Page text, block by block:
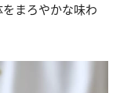
まろやかな味わ